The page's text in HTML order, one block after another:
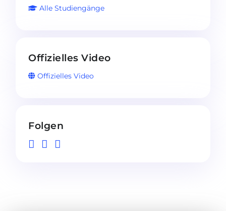
Alle Studiengänge
Offizielles Video
Offizielles Video
Folgen